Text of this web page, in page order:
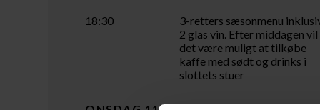
18:30
3-retters sæsonmenu
2 glas vin. Efter middagen vil
det være muligt at tilkøbe
kaffe med sødt og drinks i
slottets stuer